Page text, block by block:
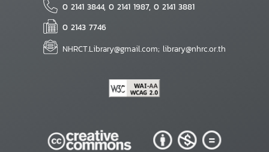
0 2141 3844, 0 2141 1987, 0 2141 3881
0 2143 7746
NHRCT.Library@gmail.com; library@nhrc.or.th